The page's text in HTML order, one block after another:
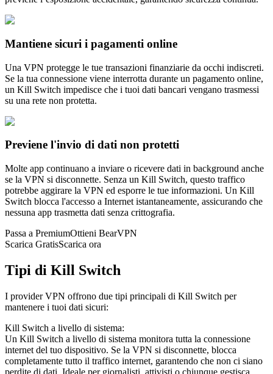
Mantiene sicuri i pagamenti online
Una VPN protegge le tue transazioni finanziarie da occhi indiscreti.
Se la tua connessione viene interrotta durante un pagamento online,
un Kill Switch impedisce che i tuoi dati bancari vengano trasmessi
su una rete non protetta.
Previene l'invio di dati non protetti
Molte app continuano a inviare o ricevere dati in background anche
se la VPN si disconnette. Senza un Kill Switch, questo traffico
potrebbe aggirare la VPN ed esporre le tue informazioni. Un Kill
Switch blocca l'accesso a Internet istantaneamente, assicurando che
nessuna app trasmetta dati senza crittografia.
Passa a PremiumOttieni BearVPN
Scarica GratisScarica ora
Tipi di Kill Switch
I provider VPN offrono due tipi principali di Kill Switch per
mantenere i tuoi dati sicuri:
Kill Switch a livello di sistema:
Un Kill Switch a livello di sistema monitora tutta la connessione
internet del tuo dispositivo. Se la VPN si disconnette, blocca
completamente tutto il traffico internet, garantendo che non ci siano
perdite di dati. Ideale per giornalisti, attivisti o chiunque gestisca